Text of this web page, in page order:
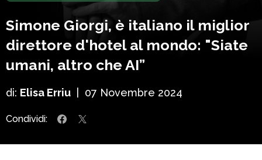
Simone Giorgi, è italiano il miglior
direttore d'hotel al mondo: "Siate
umani, altro che AI”
di: Elisa Erriu 07 Novembre 2024
Condividi: